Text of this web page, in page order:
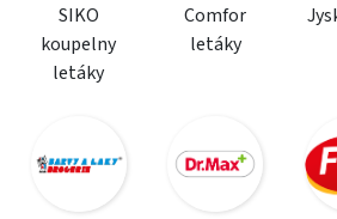
SIKO
koupelny
letáky
Comfor
letáky